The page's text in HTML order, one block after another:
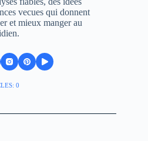
vecues qui donnent
et mieux manger au
0